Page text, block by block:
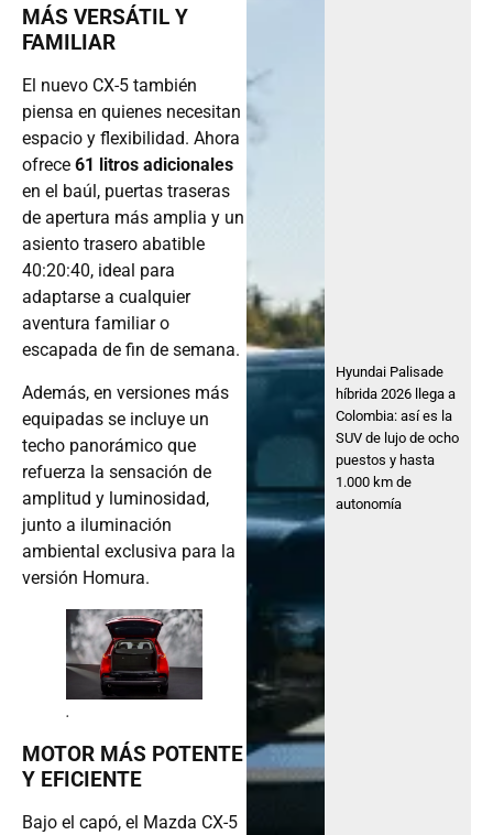
MÁS VERSÁTIL Y
FAMILIAR
El nuevo CX-5 también
piensa en quienes necesitan
espacio y flexibilidad. Ahora
ofrece 61 litros adicionales
en el baúl, puertas traseras
de apertura más amplia y un
asiento trasero abatible
40:20:40, ideal para
adaptarse a cualquier
aventura familiar o
escapada de fin de semana.
Además, en versiones más
equipadas se incluye un
techo panorámico que
refuerza la sensación de
amplitud y luminosidad,
junto a iluminación
ambiental exclusiva para la
versión Homura.
.
MOTOR MÁS POTENTE
Y EFICIENTE
Bajo el capó, el Mazda CX-5
Hyundai Palisade
híbrida 2026 llega a
Colombia: así es la
SUV de lujo de ocho
puestos y hasta
1.000 km de
autonomía